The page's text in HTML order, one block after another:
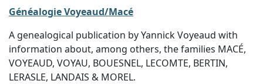
Généalogie Voyeaud/Macé
A genealogical publication by Yannick Voyeaud with
information about, among others, the families MACÉ,
VOYEAUD, VOYAU, BOUESNEL, LECOMTE, BERTIN,
LERASLE, LANDAIS & MOREL.